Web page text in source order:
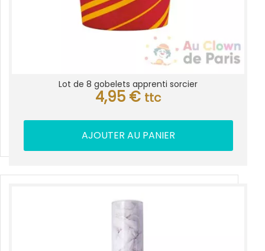
Lot de 8 gobelets apprenti sorcier
4,95 € ttc
AJOUTER AU PANIER